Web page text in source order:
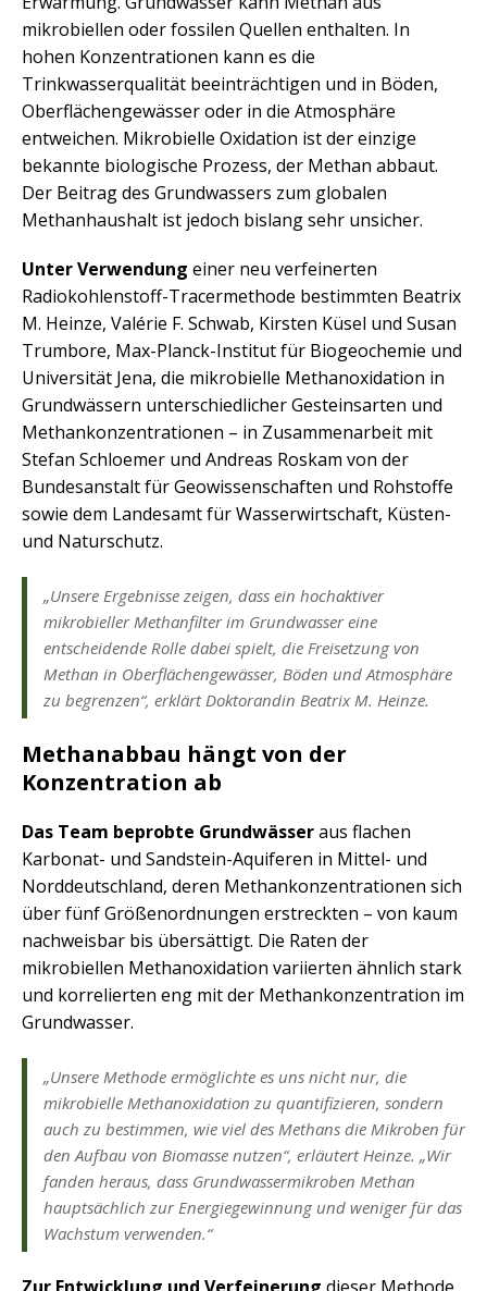
mikrobiellen oder fossilen Quellen enthalten. In
hohen Konzentrationen kann es die
Trinkwasserqualität beeinträchtigen und in Böden,
Oberflächengewässer oder in die Atmosphäre
entweichen. Mikrobielle Oxidation ist der einzige
bekannte biologische Prozess, der Methan abbaut.
Der Beitrag des Grundwassers zum globalen
Methanhaushalt ist jedoch bislang sehr unsicher.
Unter Verwendung einer neu verfeinerten
Radiokohlenstoff-Tracermethode bestimmten Beatrix
M. Heinze, Valérie F. Schwab, Kirsten Küsel und Susan
Trumbore, Max-Planck-Institut für Biogeochemie und
Universität Jena, die mikrobielle Methanoxidation in
Grundwässern unterschiedlicher Gesteinsarten und
Methankonzentrationen – in Zusammenarbeit mit
Stefan Schloemer und Andreas Roskam von der
Bundesanstalt für Geowissenschaften und Rohstoffe
sowie dem Landesamt für Wasserwirtschaft, Küsten-
und Naturschutz.
„Unsere Ergebnisse zeigen, dass ein hochaktiver
mikrobieller Methanfilter im Grundwasser eine
entscheidende Rolle dabei spielt, die Freisetzung von
Methan in Oberflächengewässer, Böden und Atmosphäre
zu begrenzen“, erklärt Doktorandin Beatrix M. Heinze.
Methanabbau hängt von der
Konzentration ab
Das Team beprobte Grundwässeraus flachen
Karbonat- und Sandstein-Aquiferen in Mittel- und
Norddeutschland, deren Methankonzentrationen sich
über fünf Größenordnungen erstreckten – von kaum
nachweisbar bis übersättigt. Die Raten der
mikrobiellen Methanoxidation variierten ähnlich stark
und korrelierten eng mit der Methankonzentration im
Grundwasser.
„Unsere Methode ermöglichte es uns nicht nur, die
mikrobielle Methanoxidation zu quantifizieren, sondern
auch zu bestimmen, wie viel des Methans die Mikroben für
den Aufbau von Biomasse nutzen“, erläutert Heinze. „Wir
fanden heraus, dass Grundwassermikroben Methan
hauptsächlich zur Energiegewinnung und weniger für das
Wachstum verwenden.“